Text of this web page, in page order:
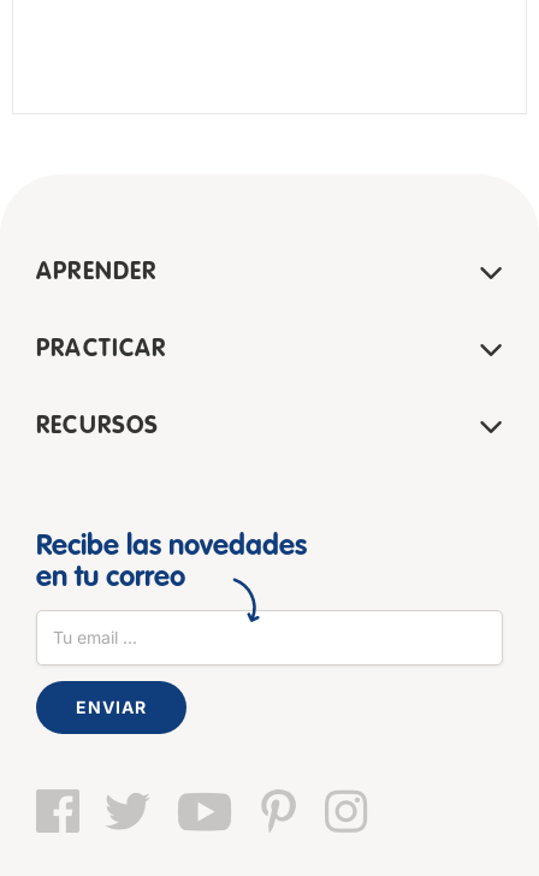
APRENDER
PRACTICAR
RECURSOS
Recibe las novedades
en tu correo
ENVIAR